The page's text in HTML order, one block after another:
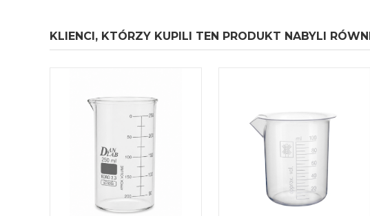
KLIENCI, KTÓRZY KUPILI TEN PRODUKT NABYLI